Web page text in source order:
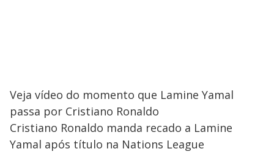
Veja vídeo do momento que Lamine Yamal
passa por Cristiano Ronaldo
Cristiano Ronaldo manda recado a Lamine
Yamal após título na Nations League